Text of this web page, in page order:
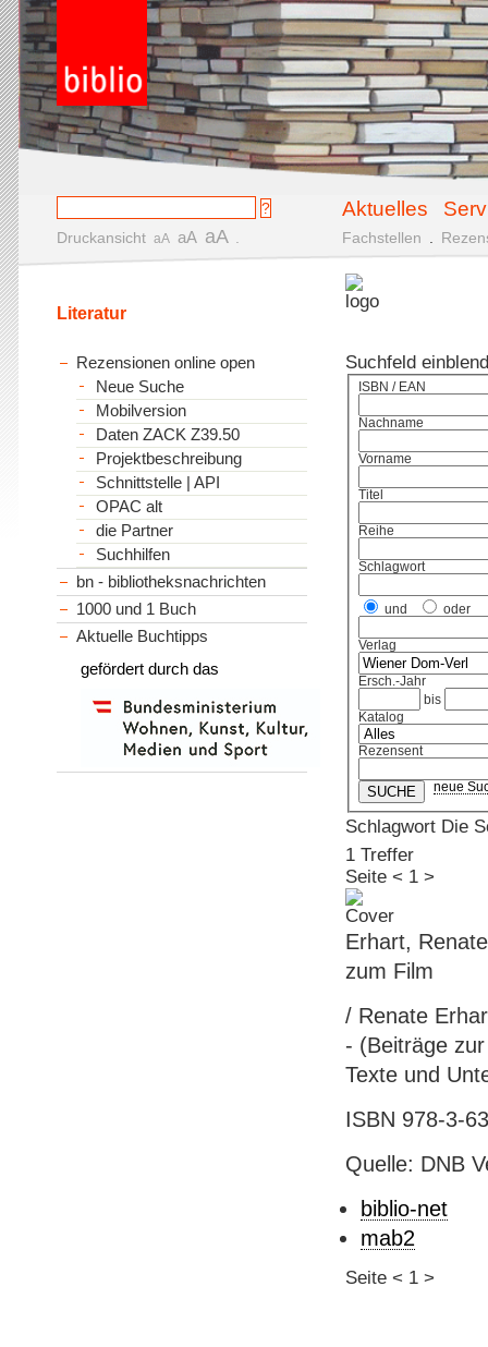
Aktuelles
Druckansicht aA aA aA Fachstellen
Suchfeld
ISBN / EAN
Nachname
Vorname
Titel
Reihe
Schlagwort
und oder
Verlag
Ersch.-Jahr
bis
Katalog
Rezensent
neue
Schlagwort Die
1 Treffer
Seite < 1 >
Erhart,
zum Film
/ Renate
- (Beiträge
Texte und
ISBN 978-3-
Quelle: DNB
biblio-net
mab2
Seite < 1 >
Literatur
Rezensionen online open
Neue Suche
Mobilversion
Daten ZACK Z39.50
Projektbeschreibung
Schnittstelle | API
OPAC alt
die Partner
Suchhilfen
bn - bibliotheksnachrichten
1000 und 1 Buch
Aktuelle Buchtipps
gefördert durch das